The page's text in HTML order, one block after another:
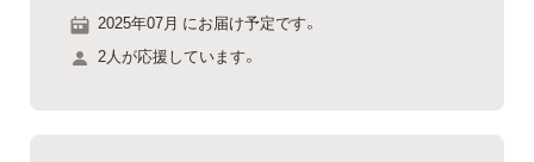
2025年07月 にお届け予定です。
2人が応援しています。